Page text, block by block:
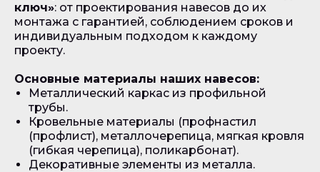
ключ»: от проектирования навесов до их
монтажа с гарантией, соблюдением сроков и
индивидуальным подходом к каждому
проекту.
Основные материалы наших навесов:
Металлический каркас из профильной
трубы.
Кровельные материалы (профнастил
(профлист), металлочерепица, мягкая кровля
(гибкая черепица), поликарбонат).
Декоративные элементы из металла.